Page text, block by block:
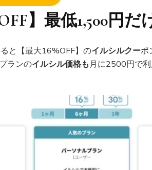
】最低1,500円
と【最大16%OFF】のイルシルクーポ
ランのイルシル価格も月に2500円で